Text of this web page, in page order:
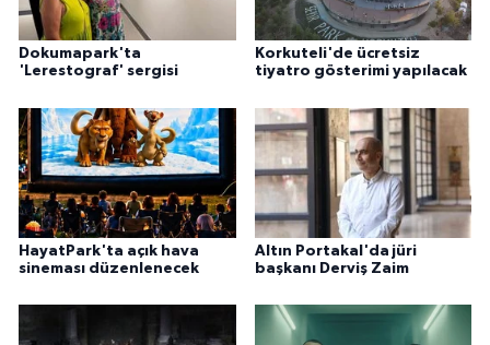
Dokumapark'ta
'Lerestograf' sergisi
Korkuteli'de ücretsiz
tiyatro gösterimi yapılacak
HayatPark'ta açık hava
sineması düzenlenecek
Altın Portakal'da jüri
başkanı Derviş Zaim